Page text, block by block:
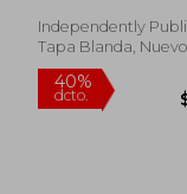
Independently
Tapa Blanda, Nuevo